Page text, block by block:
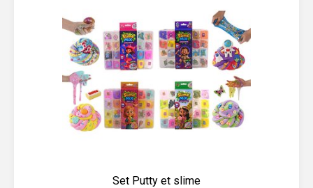
Set Putty et slime